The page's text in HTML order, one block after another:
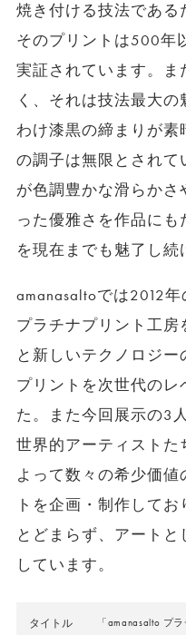
焼き付ける技法である
そのプリントは500年
実証されています。
く、それは技法最大
わけ漆黒の締まりが素
の調子は無限とされて
が色調豊かな滑らか
った優雅さを作品に
を現在までも魅了し続
amanasaltoでは2012
プラチナプリント工
と新しいテクノロジ
プリントを次世代のレ
た。また今回展示の3
世界的アーティストた
よって数々の希少価
トを企画・制作して
とどまらず、アート
しています。
タイトル
「amanasalto プ